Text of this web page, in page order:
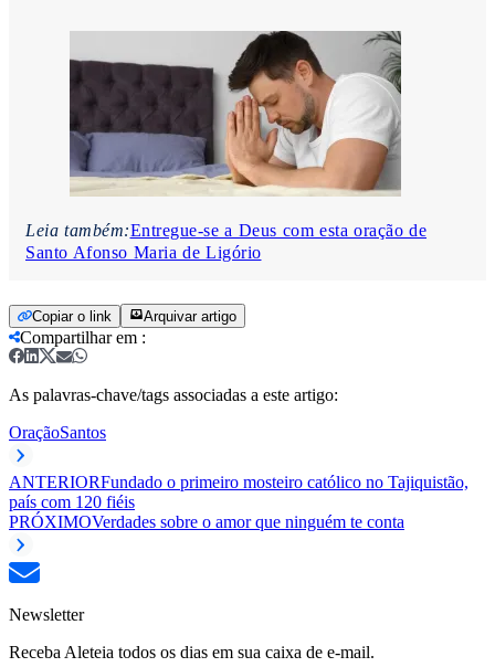
Leia também:Entregue-se a Deus com esta oração de
Santo Afonso Maria de Ligório
Copiar o link Arquivar artigo
Compartilhar em :
As palavras-chave/tags associadas a este artigo:
OraçãoSantos
ANTERIORFundado o primeiro mosteiro católico no Tajiquistão,
país com 120 fiéis
PRÓXIMOVerdades sobre o amor que ninguém te conta
Newsletter
Receba Aleteia todos os dias em sua caixa de e-mail.